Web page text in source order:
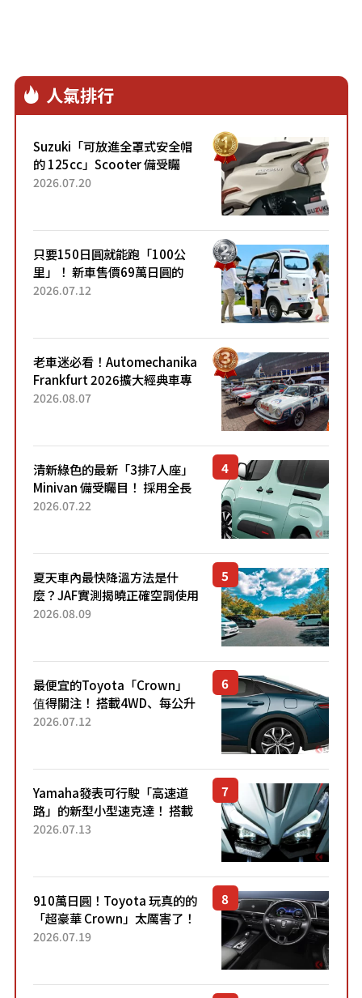
人氣排行
Suzuki「可放進全罩式安全帽
的 125cc」Scooter 備受矚
目！採用全新流線設計與各項
2026.07.20
只要150日圓就能跑「100公
里」！ 新車售價69萬日圓的
「3人座」Trike大受歡迎！ 順
2026.07.12
老車迷必看！Automechanika
Frankfurt 2026擴大經典車專
區 1954年珍稀古董車現場修復
2026.08.07
清新綠色的最新「3排7人座」
Minivan 備受矚目！ 採用全長
4.7公尺剛剛好的車身尺寸與
2026.07.22
夏天車內最快降溫方法是什
麼？JAF實測揭曉正確空調使用
方式
2026.08.09
最便宜的Toyota「Crown」
值得關注！ 搭載4WD、每公升
22.4公里低油耗表現超亮眼！
2026.07.12
Yamaha發表可行駛「高速道
路」的新型小型速克達！ 搭載
能享受超強勁「渦輪感」的動
2026.07.13
910萬日圓！Toyota 玩真的的
「超豪華 Crown」太厲害了！
採用由「匠人技藝」打造的
2026.07.19